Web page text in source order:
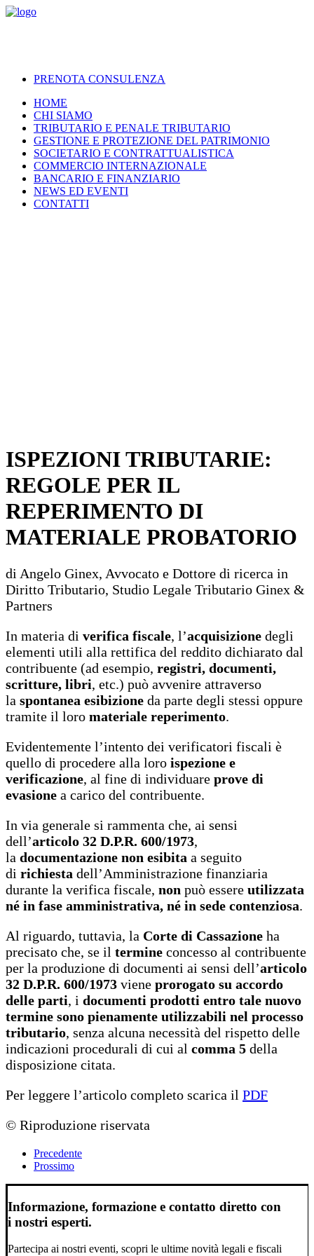
PRENOTA CONSULENZA
HOME
CHI SIAMO
TRIBUTARIO E PENALE TRIBUTARIO
GESTIONE E PROTEZIONE DEL PATRIMONIO
SOCIETARIO E CONTRATTUALISTICA
COMMERCIO INTERNAZIONALE
BANCARIO E FINANZIARIO
NEWS ED EVENTI
CONTATTI
ISPEZIONI TRIBUTARIE:
REGOLE PER IL
REPERIMENTO DI
MATERIALE PROBATORIO
di Angelo Ginex, Avvocato e Dottore di ricerca in
Diritto Tributario, Studio Legale Tributario Ginex &
Partners
In materia di verifica fiscale, l’acquisizione degli
elementi utili alla rettifica del reddito dichiarato dal
contribuente (ad esempio, registri, documenti,
scritture, libri, etc.) può avvenire attraverso
la spontanea esibizione da parte degli stessi oppure
tramite il loro materiale reperimento.
Evidentemente l’intento dei verificatori fiscali è
quello di procedere alla loro ispezione e
verificazione, al fine di individuare prove di
evasione a carico del contribuente.
In via generale si rammenta che, ai sensi
dell’articolo 32 D.P.R. 600/1973,
la documentazione non esibita a seguito
di richiesta dell’Amministrazione finanziaria
durante la verifica fiscale, non può essere utilizzata
né in fase amministrativa, né in sede contenziosa.
Al riguardo, tuttavia, la Corte di Cassazione ha
precisato che, se il termine concesso al contribuente
per la produzione di documenti ai sensi dell’articolo
32 D.P.R. 600/1973 viene prorogato su accordo
delle parti, i documenti prodotti entro tale nuovo
termine sono pienamente utilizzabili nel processo
tributario, senza alcuna necessità del rispetto delle
indicazioni procedurali di cui al comma 5 della
disposizione citata.
Per leggere l’articolo completo scarica il PDF
© Riproduzione riservata
Precedente
Prossimo
Informazione, formazione e contatto diretto con
i nostri esperti.
Partecipa ai nostri eventi, scopri le ultime novità legali e fiscali